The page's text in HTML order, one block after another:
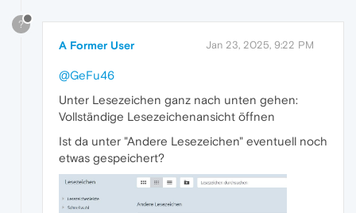
?
A Former User Jan 23, 2025, 9:22 PM
@GeFu46
Unter Lesezeichen ganz nach unten gehen:
Vollständige Lesezeichenansicht öffnen
Ist da unter "Andere Lesezeichen" eventuell noch
etwas gespeichert?